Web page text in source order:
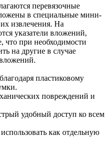
перевязочные
в специальные мини-
извлечения. На
указатели вложений,
что при необходимости
на другие в случае
пластиковому
повреждений и
удобный доступ ко всем
как отдельную